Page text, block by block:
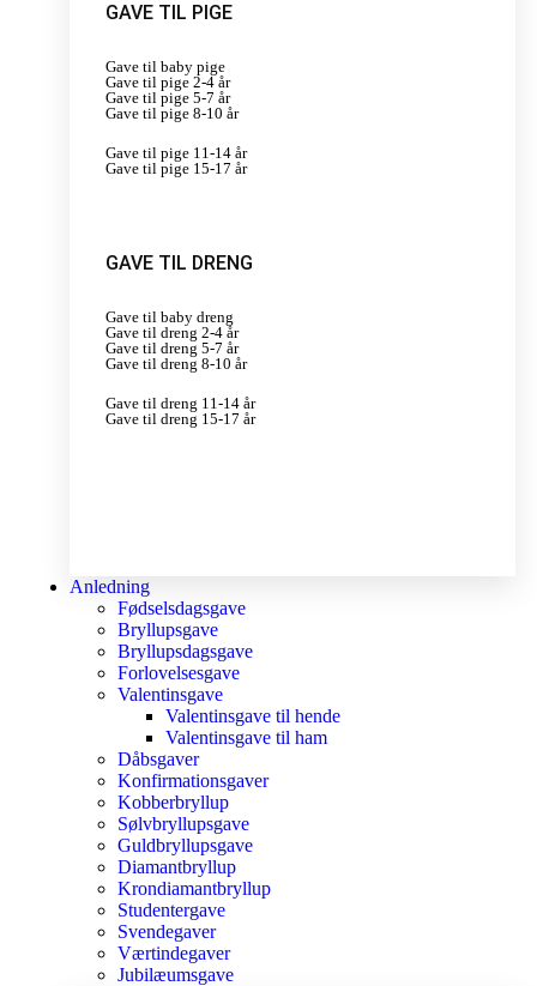
GAVE TIL PIGE
Gave til baby pige
Gave til pige 2-4 år
Gave til pige 5-7 år
Gave til pige 8-10 år
Gave til pige 11-14 år
Gave til pige 15-17 år
GAVE TIL DRENG
Gave til baby dreng
Gave til dreng 2-4 år
Gave til dreng 5-7 år
Gave til dreng 8-10 år
Gave til dreng 11-14 år
Gave til dreng 15-17 år
Anledning
Fødselsdagsgave
Bryllupsgave
Bryllupsdagsgave
Forlovelsesgave
Valentinsgave
Valentinsgave til hende
Valentinsgave til ham
Dåbsgaver
Konfirmationsgaver
Kobberbryllup
Sølvbryllupsgave
Guldbryllupsgave
Diamantbryllup
Krondiamantbryllup
Studentergave
Svendegaver
Værtindegaver
Jubilæumsgave